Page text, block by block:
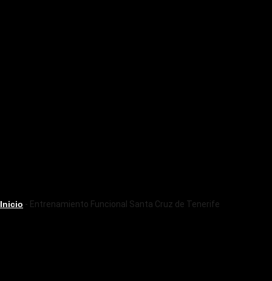
Inicio - Entrenamiento Funcional Santa Cruz de Tenerife